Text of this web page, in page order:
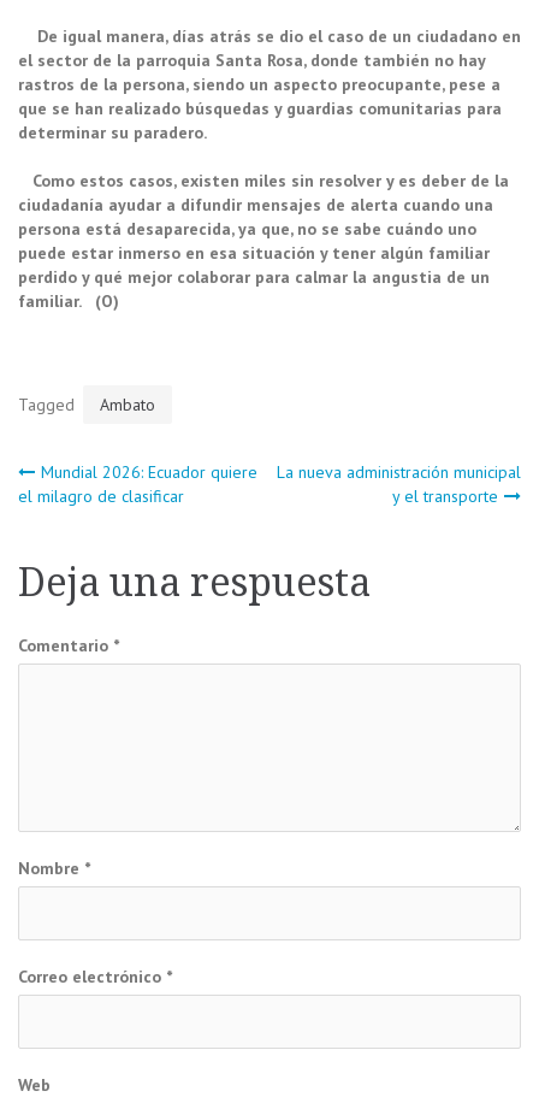
De igual manera, días atrás se dio el caso de un ciudadano en
el sector de la parroquia Santa Rosa, donde también no hay
rastros de la persona, siendo un aspecto preocupante, pese a
que se han realizado búsquedas y guardias comunitarias para
determinar su paradero.
Como estos casos, existen miles sin resolver y es deber de la
ciudadanía ayudar a difundir mensajes de alerta cuando una
persona está desaparecida, ya que, no se sabe cuándo uno
puede estar inmerso en esa situación y tener algún familiar
perdido y qué mejor colaborar para calmar la angustia de un
familiar. (O)
Tagged Ambato
Navegación
entradas
Mundial 2026: Ecuador quiere
el milagro de clasificar
La nueva administración municipal
y el transporte
Deja una respuesta
Comentario *
Nombre *
Correo electrónico *
Web